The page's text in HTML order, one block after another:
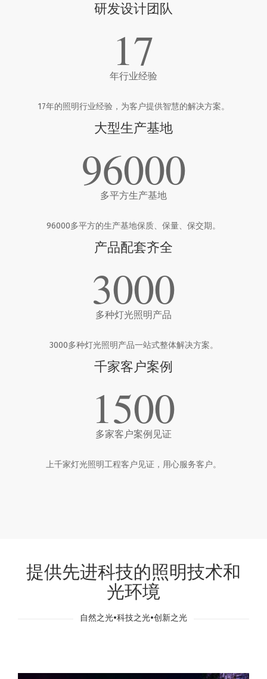
研发设计团队
17
年行业经验
17年的照明行业经验，为客户提供智慧的解决方案。
大型生产基地
96000
多平方生产基地
96000多平方的生产基地保质、保量、保交期。
产品配套齐全
3000
多种灯光照明产品
3000多种灯光照明产品一站式整体解决方案。
千家客户案例
1500
多家客户案例见证
上千家灯光照明工程客户见证，用心服务客户。
提供先进科技的照明技术和
光环境
自然之光•科技之光•创新之光